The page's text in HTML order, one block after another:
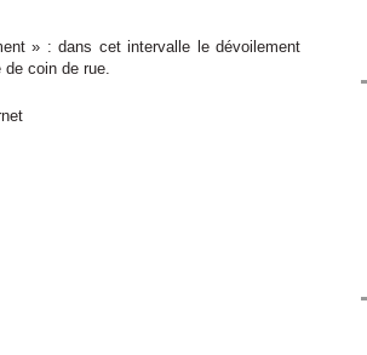
» : dans cet intervalle le dévoilement
de coin de rue.